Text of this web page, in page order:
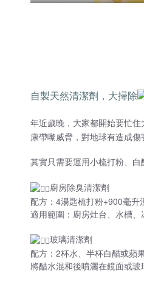
自製天然清潔劑，大掃除
年近歲晚，大家都開始要忙住
康帶嚟威脅，對地球有造成傷
其實只需要運用小梳打粉、
廚房除臭清潔劑
配方：4湯匙梳打粉+900毫升
適用範圍：廚房灶台、水槽、
玻璃清潔劑
配方：2杯水、半杯白醋或蘋
將醋水混和後噴灑在鏡面或玻